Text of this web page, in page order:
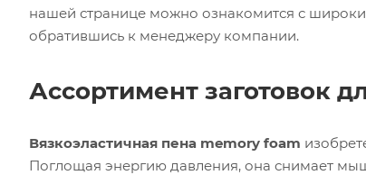
нашей странице можно ознакомится с
обратившись к менеджеру компании.
Ассортимент заготовок
Вязкоэластичная пена memory foam
Поглощая энергию давления, она снимает